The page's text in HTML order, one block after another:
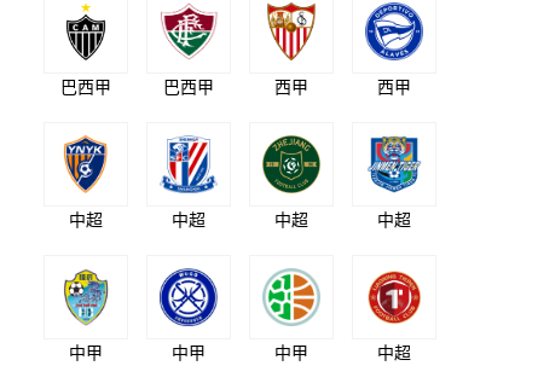
巴西甲 巴西甲 西甲 西甲
中超 中超 中超 中超
中甲 中甲 中甲 中超